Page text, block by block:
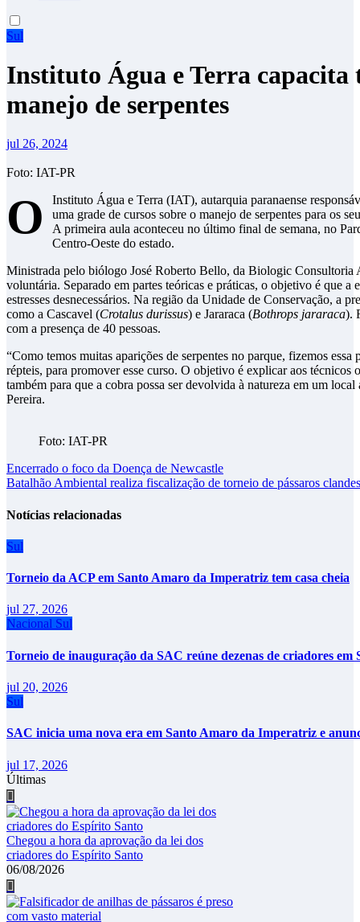
Sul
Instituto Água e Terra capacita
manejo de serpentes
jul 26, 2024
Foto: IAT-PR
O
Instituto Água e Terra (IAT), autarquia paranaense
uma grade de cursos sobre o manejo de serpentes para os
A primeira aula aconteceu no último final de semana, no
Centro-Oeste do estado.
Ministrada pelo biólogo José Roberto Bello, da Biologic Consultoria
voluntária. Separado em partes teóricas e práticas, o objetivo é que
estresses desnecessários. Na região da Unidade de Conservação, a
como a Cascavel (Crotalus durissus) e Jararaca (Bothrops jararaca).
com a presença de 40 pessoas.
“Como temos muitas aparições de serpentes no parque, fizemos
répteis, para promover esse curso. O objetivo é explicar aos técnicos
também para que a cobra possa ser devolvida à natureza em um
Pereira.
Foto: IAT-PR
Navegação
de
Post
Encerrado o foco da Doença de Newcastle
Batalhão Ambiental realiza fiscalização de torneio de pássaros
Notícias relacionadas
Sul
Torneio da ACP em Santo Amaro da Imperatriz tem casa cheia
jul 27, 2026
Nacional Sul
Torneio de inauguração da SAC reúne dezenas de criadores
jul 20, 2026
Sul
SAC inicia uma nova era em Santo Amaro da Imperatriz e
jul 17, 2026
Últimas
Chegou a hora da aprovação da lei dos
criadores do Espírito Santo
06/08/2026